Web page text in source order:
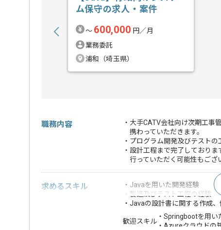
ム保守の求人・案件
〜 600,000 円／月
業務委託
浦和（埼玉県）
職務内容
・大手CATV会社向け次期工事
携わっていただきます。
・プログラム開発及びテストの
・設計工程まで完了しており
行っていただく可能性もござ
求めるスキル
・Javaを用いた開発経験
・製造及びテスト工程の経験
・Javaの設計書に関する作成
歓迎スキル
・Springbootを用い
・Azureクラウドの